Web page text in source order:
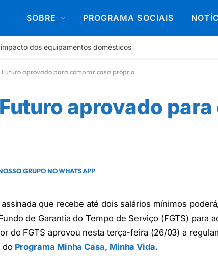
SOBRE PROGRAMA SOCIAIS
dos equipamentos domésticos
Futuro aprovado para comprar casa própria
Futuro aprovado
GRUPO NO WHATSAPP
que recebe até dois salários mínimos
de Garantia do Tempo de Serviço (FGTS) para
do FGTS aprovou nesta terça-feira (26/03) a
do Programa Minha Casa, Minha Vida.